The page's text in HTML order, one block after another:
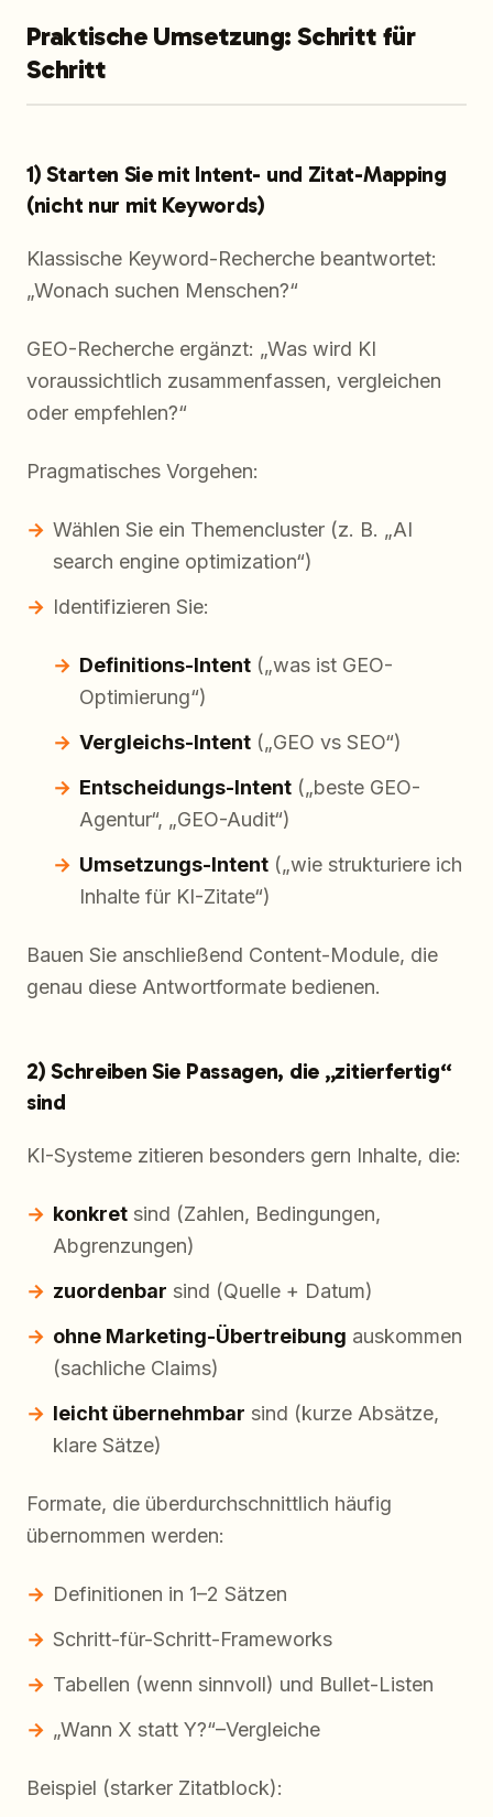
Praktische Umsetzung: Schritt für
Schritt
1) Starten Sie mit Intent- und Zitat-Mapping
(nicht nur mit Keywords)
Klassische Keyword-Recherche beantwortet:
„Wonach suchen Menschen?“
GEO-Recherche ergänzt: „Was wird KI
voraussichtlich zusammenfassen, vergleichen
oder empfehlen?“
Pragmatisches Vorgehen:
Wählen Sie ein Themencluster (z. B. „AI
search engine optimization“)
Identifizieren Sie:
Definitions-Intent („was ist GEO-
Optimierung“)
Vergleichs-Intent („GEO vs SEO“)
Entscheidungs-Intent („beste GEO-
Agentur“, „GEO-Audit“)
Umsetzungs-Intent („wie strukturiere ich
Inhalte für KI-Zitate“)
Bauen Sie anschließend Content-Module, die
genau diese Antwortformate bedienen.
2) Schreiben Sie Passagen, die „zitierfertig“
sind
KI-Systeme zitieren besonders gern Inhalte, die:
konkret sind (Zahlen, Bedingungen,
Abgrenzungen)
zuordenbar sind (Quelle + Datum)
ohne Marketing-Übertreibung auskommen
(sachliche Claims)
leicht übernehmbar sind (kurze Absätze,
klare Sätze)
Formate, die überdurchschnittlich häufig
übernommen werden:
Definitionen in 1–2 Sätzen
Schritt-für-Schritt-Frameworks
Tabellen (wenn sinnvoll) und Bullet-Listen
„Wann X statt Y?“–Vergleiche
Beispiel (starker Zitatblock):